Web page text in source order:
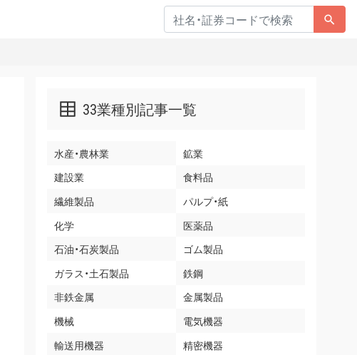
33業種別記事一覧
水産・農林業
鉱業
建設業
食料品
繊維製品
パルプ・紙
化学
医薬品
石油・石炭製品
ゴム製品
ガラス・土石製品
鉄鋼
非鉄金属
金属製品
機械
電気機器
輸送用機器
精密機器